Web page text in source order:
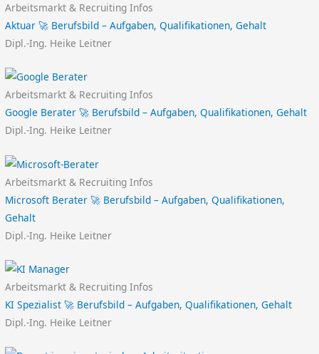
Arbeitsmarkt & Recruiting Infos
Aktuar 🚀 Berufsbild – Aufgaben, Qualifikationen, Gehalt
Dipl.-Ing. Heike Leitner
Arbeitsmarkt & Recruiting Infos
Google Berater 🚀 Berufsbild – Aufgaben, Qualifikationen, Gehalt
Dipl.-Ing. Heike Leitner
Arbeitsmarkt & Recruiting Infos
Microsoft Berater 🚀 Berufsbild – Aufgaben, Qualifikationen,
Gehalt
Dipl.-Ing. Heike Leitner
Arbeitsmarkt & Recruiting Infos
KI Spezialist 🚀 Berufsbild – Aufgaben, Qualifikationen, Gehalt
Dipl.-Ing. Heike Leitner